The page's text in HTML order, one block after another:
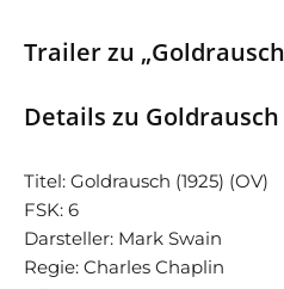
Trailer zu „Goldrausch
Details zu Goldrausch
Titel: Goldrausch (1925) (OV)
FSK: 6
Darsteller: Mark Swain
Regie: Charles Chaplin